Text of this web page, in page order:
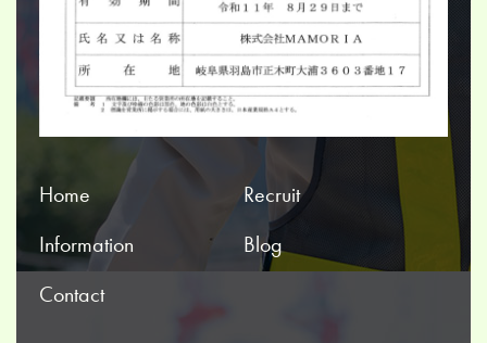
Home
Recruit
Information
Blog
Contact